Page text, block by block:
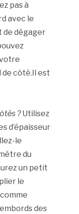
pas à
avec le
de dégager
côté.Il est
?Utilisez
d’épaisseur
le
du
un petit
le
des